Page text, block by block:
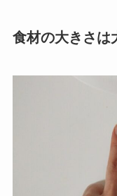
食材の大きさは